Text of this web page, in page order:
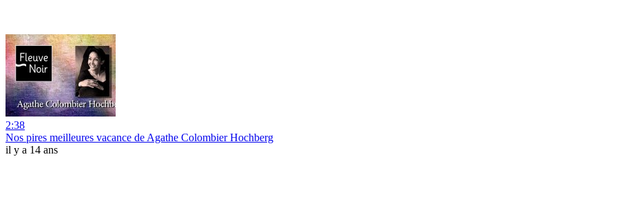
2:38
Nos pires meilleures vacance de Agathe Colombier Hochberg
il y a 14 ans